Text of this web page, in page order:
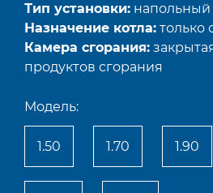
Тип установки: напольный
Назначение котла: только
Камера сгорания:
продуктов сгорания
Модель:
1.50 1.70 1.90